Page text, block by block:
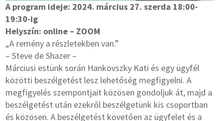
A program ideje: 2024. március 27. szerda 18:00-
19:30-ig
Helyszín: online – ZOOM
„A remény a részletekben van.”
– Steve de Shazer –
Márciusi estünk során Hankovszky Kati és egy ügyfél
közötti beszélgetést lesz lehetőség megfigyelni. A
megfigyelés szempontjait közösen gondoljuk át, majd a
beszélgetést után ezekről beszélgetünk kis csoportban
és közösen. A beszélgetést követően az ügyfelet és a